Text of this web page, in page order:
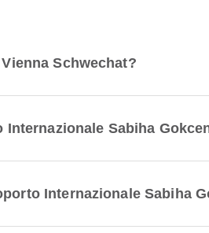
Schwechat?
Sabiha
Internazionale Sabiha